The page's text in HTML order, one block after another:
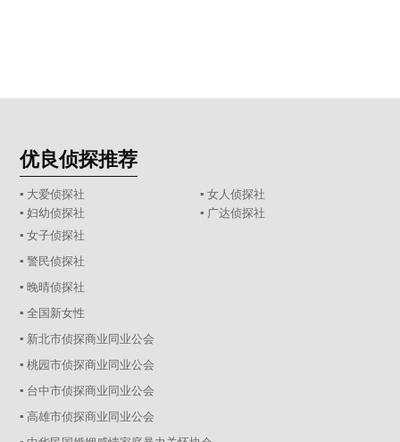
优良侦探推荐
▪ 大爱侦探社
▪ 女人侦探社
▪ 妇幼侦探社
▪ 广达侦探社
▪ 女子侦探社
▪ 警民侦探社
▪ 晚晴侦探社
▪ 全国新女性
▪ 新北市侦探商业同业公会
▪ 桃园市侦探商业同业公会
▪ 台中市侦探商业同业公会
▪ 高雄市侦探商业同业公会